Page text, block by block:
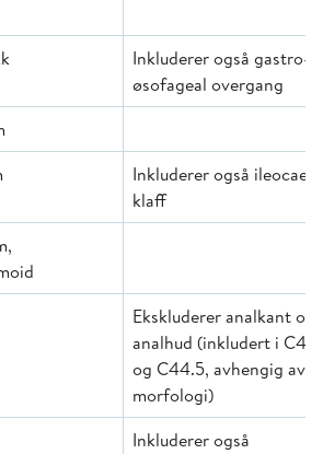
Inkluderer også gastro-
øsofageal overgang
Inkluderer også
klaff
Ekskluderer analkant og
analhud (inkludert i
og C44.5, avhengig av
morfologi)
Inkluderer også